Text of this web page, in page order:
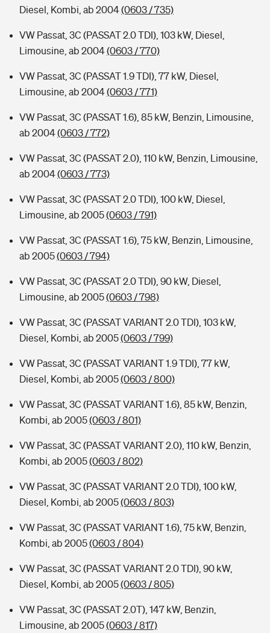
Diesel, Kombi, ab 2004(0603 / 735)
VW Passat, 3C (PASSAT 2.0 TDI), 103 kW, Diesel,
Limousine, ab 2004(0603 / 770)
VW Passat, 3C (PASSAT 1.9 TDI), 77 kW, Diesel,
Limousine, ab 2004(0603 / 771)
VW Passat, 3C (PASSAT 1.6), 85 kW, Benzin, Limousine,
ab 2004(0603 / 772)
VW Passat, 3C (PASSAT 2.0), 110 kW, Benzin, Limousine,
ab 2004(0603 / 773)
VW Passat, 3C (PASSAT 2.0 TDI), 100 kW, Diesel,
Limousine, ab 2005(0603 / 791)
VW Passat, 3C (PASSAT 1.6), 75 kW, Benzin, Limousine,
ab 2005(0603 / 794)
VW Passat, 3C (PASSAT 2.0 TDI), 90 kW, Diesel,
Limousine, ab 2005(0603 / 798)
VW Passat, 3C (PASSAT VARIANT 2.0 TDI), 103 kW,
Diesel, Kombi, ab 2005(0603 / 799)
VW Passat, 3C (PASSAT VARIANT 1.9 TDI), 77 kW,
Diesel, Kombi, ab 2005(0603 / 800)
VW Passat, 3C (PASSAT VARIANT 1.6), 85 kW, Benzin,
Kombi, ab 2005(0603 / 801)
VW Passat, 3C (PASSAT VARIANT 2.0), 110 kW, Benzin,
Kombi, ab 2005(0603 / 802)
VW Passat, 3C (PASSAT VARIANT 2.0 TDI), 100 kW,
Diesel, Kombi, ab 2005(0603 / 803)
VW Passat, 3C (PASSAT VARIANT 1.6), 75 kW, Benzin,
Kombi, ab 2005(0603 / 804)
VW Passat, 3C (PASSAT VARIANT 2.0 TDI), 90 kW,
Diesel, Kombi, ab 2005(0603 / 805)
VW Passat, 3C (PASSAT 2.0T), 147 kW, Benzin,
Limousine, ab 2005(0603 / 817)